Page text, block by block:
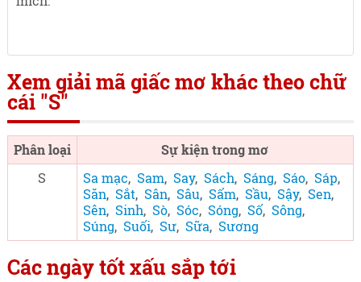
Xem giải mã giấc mơ khác theo chữ
cái "S"
Phân loại
Sự kiện trong mơ
S
Sa mạc, Sam, Say, Sách, Sáng, Sáo, Sáp,
Săn, Sắt, Sân, Sâu, Sấm, Sầu, Sậy, Sen,
Sên, Sinh, Sò, Sóc, Sóng, Số, Sông,
Súng, Suối, Sư, Sữa, Sương
Các ngày tốt xấu sắp tới